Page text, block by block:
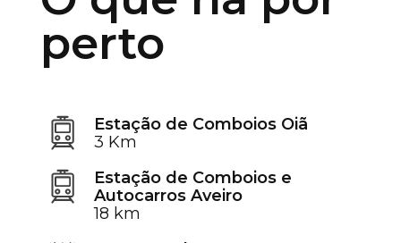
perto
Estação de Comboios Oiã
3 Km
Estação de Comboios e
Autocarros Aveiro
18 km